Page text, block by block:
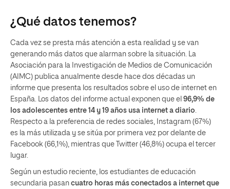
¿Qué datos tenemos?
Cada vez se presta más atención a esta realidad y se van
generando más datos que alarman sobre la situación. La
Asociación para la Investigación de Medios de Comunicación
(AIMC) publica anualmente desde hace dos décadas un
informe que presenta los resultados sobre el uso de internet en
España. Los datos del informe actual exponen que el 96,9% de
los adolescentes entre 14 y 19 años usa internet a diario
Respecto a la preferencia de redes sociales, Instagram (67%)
es la más utilizada y se sitúa por primera vez por delante de
Facebook (66,1%), mientras que Twitter (46,8%) ocupa el tercer
lugar.
Según un estudio reciente, los estudiantes de educación
secundaria pasan cuatro horas más conectados a internet que